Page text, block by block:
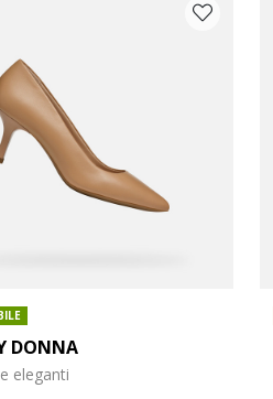
DONNA
eleganti